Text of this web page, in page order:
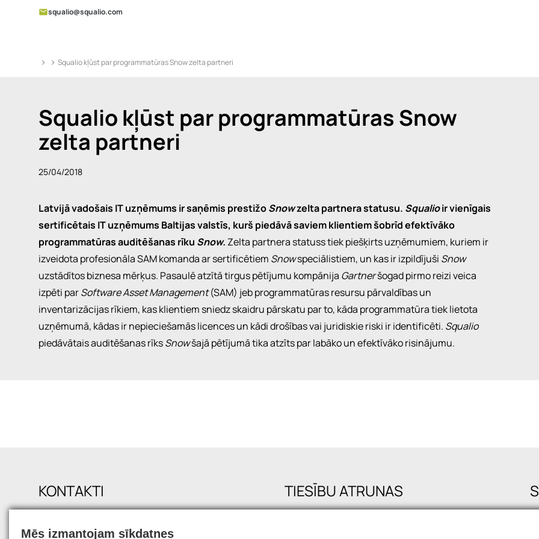
squalio@squalio.com
Squalio kļūst par programmatūras Snow zelta partneri
Squalio kļūst par programmatūras Snow
zelta partneri
25/04/2018
Latvijā vadošais IT uzņēmums ir saņēmis prestižoSnowzelta partnera statusu. Squalioir vienīgais
sertificētais IT uzņēmums Baltijas valstīs, kurš piedāvā saviem klientiem šobrīd efektīvāko
programmatūras auditēšanas rīku Snow. Zelta partnera statuss tiek piešķirts uzņēmumiem, kuriem ir
izveidota profesionāla SAM komanda ar sertificētiem Snowspeciālistiem, un kas ir izpildījuši Snow
uzstādītos biznesa mērķus. Pasaulē atzītā tirgus pētījumu kompānija Gartneršogad pirmo reizi veica
izpēti parSoftware Asset Management(SAM) jeb programmatūras resursu pārvaldības un
inventarizācijas rīkiem, kas klientiem sniedz skaidru pārskatu par to, kāda programmatūra tiek lietota
uzņēmumā, kādas ir nepieciešamās licences un kādi drošības vai juridiskie riski ir identificēti. Squalio
piedāvātais auditēšanas rīksSnowšajā pētījumā tika atzīts par labāko un efektīvāko risinājumu.
KONTAKTI
+371 6750 9900
TIESĪBU ATRUNAS
Mēs izmantojam sīkdatnes